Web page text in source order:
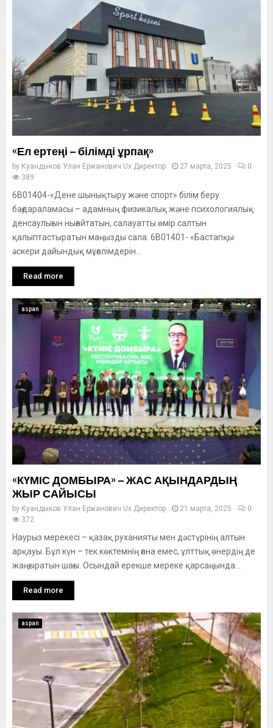
«Ел ертеңі – білімді ұрпақ»
by Куандыков Улан Ержанович Ux Директор 27 марта, 2025
0
389
6В01404-«Дене шынықтыру және спорт» білім беру
бағдараламасы – адамның физикалық және психологиялық
денсаулығын нығайтатын, салауатты өмір салтын
қалыптастыратын маңызды сала. 6В01401- «Бастапқы
әскери дайындық мұғалімдерін...
Read more
aspan
«КҮМІС ДОМБЫРА» – ЖАС АҚЫНДАРДЫҢ
ЖЫР САЙЫСЫ
by Куандыков Улан Ержанович Ux Директор 21 марта, 2025
0
372
Наурыз мерекесі – қазақ руханияты мен дәстүрінің алтын
арқауы. Бұл күн – тек көктемнің ғана емес, ұлттық өнердің де
жаңғыратын шағы. Осындай ерекше мереке қарсаңында...
Read more
aspan